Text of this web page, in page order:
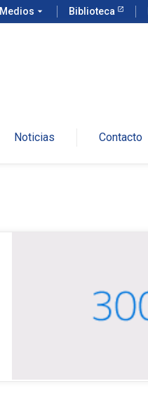
Medios arrow_drop_down Biblioteca
Noticias Contacto